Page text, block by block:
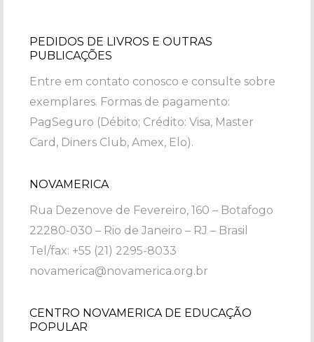
PEDIDOS DE LIVROS E OUTRAS
PUBLICAÇÕES
Entre em contato conosco e consulte sobre
exemplares. Formas de pagamento:
PagSeguro (Débito; Crédito: Visa, Master
Card, Diners Club, Amex, Elo).
NOVAMERICA
Rua Dezenove de Fevereiro, 160 – Botafogo
22280-030 – Rio de Janeiro – RJ – Brasil
Tel/fax: +55 (21) 2295-8033
novamerica@novamerica.org.br
CENTRO NOVAMERICA DE EDUCAÇÃO
POPULAR